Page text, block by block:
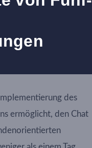
des
ermöglicht, den Chat